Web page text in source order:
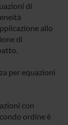
di
allo
di
per equazioni
con
ordine è